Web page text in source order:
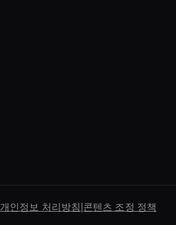
개인정보 처리방침|콘텐츠 조정 정책